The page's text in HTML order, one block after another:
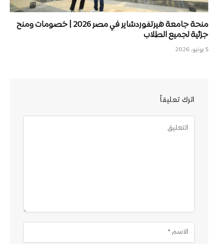
منحة جامعة هيرتفوردشاير في مصر 2026 | خصومات ومنح
جزئية لجميع الطلاب
5 يونيو، 2026
اترك تعليقاً